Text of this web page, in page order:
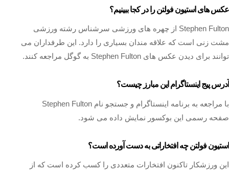
عکس های استیون فولتن را در کجا ببینیم؟
Stephen Fulton از چهره های ورزشی سرشناس رشته ورزشی
مشت زنی است که علاقه مندان بسیاری را دارد. این طرفداران می
توانند برای دیدن عکس های Stephen Fulton به گوگل مراجعه کنند.
آدرس پیج اینستاگرام این مبارز چیست؟
با مراجعه به برنامه اینستاگرام و جستجو نام Stephen Fulton
صفحه رسمی این بوکسور نمایش داده می شود.
استیون فولتن چه افتخاراتی به دست آورده است؟
این ورزشکار تاکنون افتخارات متعددی را کسب کرده است که از